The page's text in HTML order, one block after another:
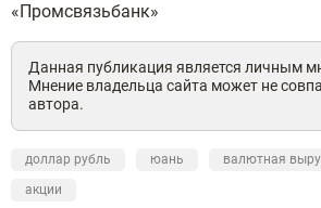
«Промсвязьбанк»
Данная публикация является личным
Мнение владельца сайта может не
автора.
доллар рубль юань валютная
акции